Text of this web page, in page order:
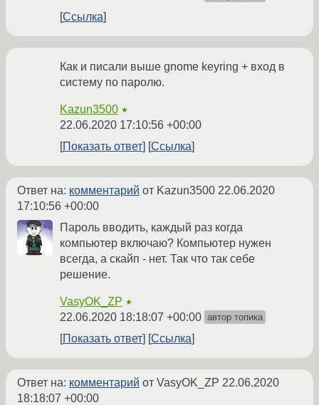
Ссылка
Как и писали выше gnome keyring + вход в
систему по паролю.
Kazun3500 ★
22.06.2020 17:10:56 +00:00
Показать ответ
Ссылка
Ответ на: комментарий от Kazun3500 22.06.2020
17:10:56 +00:00
Пароль вводить, каждый раз когда
компьютер включаю? Компьютер нужен
всегда, а скайп - нет. Так что так себе
решение.
VasyOK_ZP ★
22.06.2020 18:18:07 +00:00 автор топика
Показать ответ Ссылка
Ответ на: комментарий от VasyOK_ZP 22.06.2020
18:18:07 +00:00